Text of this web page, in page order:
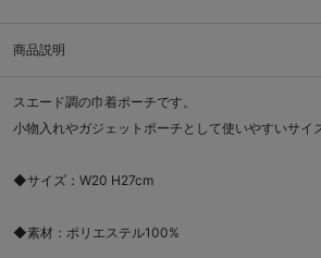
商品説明
スエード調の巾着ポーチです。
小物入れやガジェットポーチとして使いやすいサイ
◆サイズ：W20 H27cm
◆素材：ポリエステル100%